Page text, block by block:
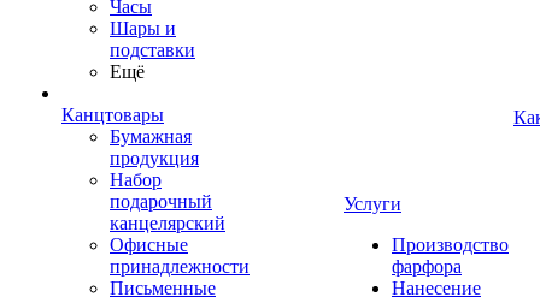
Часы
Шары и
подставки
Ещё
Канцтовары
Бумажная
продукция
Набор
подарочный
канцелярский
Офисные
принадлежности
Письменные
Услуги
Производство
фарфора
Нанесение